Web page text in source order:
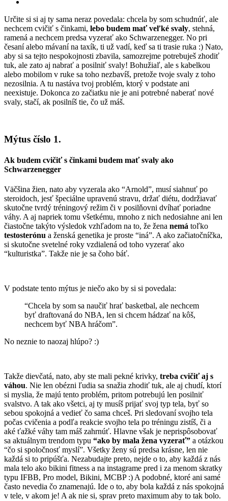
Určite si si aj ty sama neraz povedala: chcela by som schudnúť, ale
nechcem cvičiť s činkami, lebo budem mať veľké svaly, stehná,
ramená a nechcem predsa vyzerať ako Schwarzenegger. No pri
česaní alebo mávaní na taxík, ti už vadí, keď sa ti trasie ruka :) Nato,
aby si sa tejto nespokojnosti zbavila, samozrejme potrebuješ zhodiť
tuk, ale zato aj nabrať a posilniť svaly! Bohužiaľ, ale s kabelkou
alebo mobilom v ruke sa toho nezbavíš, pretože tvoje svaly z toho
nezosilnia. A tu nastáva tvoj problém, ktorý v podstate ani
neexistuje. Dokonca zo začiatku nie je ani potrebné naberať nové
svaly, stačí, ak posilníš tie, čo už máš.
Mýtus číslo 1.
Ak budem cvičiť s činkami budem mať svaly ako
Schwarzenegger
Väčšina žien, nato aby vyzerala ako “Arnold”, musí siahnuť po
steroidoch, jesť špeciálne upravenú stravu, držať diétu, dodržiavať
skutočne tvrdý tréningový režim či v posilňovni dvíhať poriadne
váhy. A aj napriek tomu všetkému, mnoho z nich nedosiahne ani len
čiastočne takýto výsledok vzhľadom na to, že žena nemá toľko
testosterónu a ženská genetika je proste “iná”. A ako začiatočníčka,
si skutočne svetelné roky vzdialená od toho vyzerať ako
“kulturistka”. Takže nie je sa čoho báť.
V podstate tento mýtus je niečo ako by si si povedala:
“Chcela by som sa naučiť hrať basketbal, ale nechcem
byť draftovaná do NBA, len si chcem hádzať na kôš,
nechcem byť NBA hráčom”.
No neznie to naozaj hlúpo? :)
Takže dievčatá, nato, aby ste mali pekné krivky, treba cvičiť aj s
váhou. Nie len obézni ľudia sa snažia zhodiť tuk, ale aj chudí, ktorí
si myslia, že majú tento problém, pritom potrebujú len posilniť
svalstvo. A tak ako všetci, aj ty musíš prijať svoj typ tela, byť so
sebou spokojná a vedieť čo sama chceš. Pri sledovaní svojho tela
počas cvičenia a podľa reakcie svojho tela po tréningu zistíš, či a
aké ťažké váhy tam máš zahrnúť. Hlavne však je neprispôsobovať
sa aktuálnym trendom typu “ako by mala žena vyzerať” a otázkou
“čo si spoločnosť myslí”. Všetky ženy sú predsa krásne, len nie
každá si to pripúšťa. Nezabudajte preto, nejde o to, aby každá z nás
mala telo ako bikini fitness a na instagrame pred i za menom skratky
typu IFBB, Pro model, Bikini, MCBP :) A podobné, ktoré ani samé
často nevedia čo znamenajú. Ide o to, aby bola každá z nás spokojná
v tele, v akom je! A ak nie si, sprav preto maximum aby to tak bolo.